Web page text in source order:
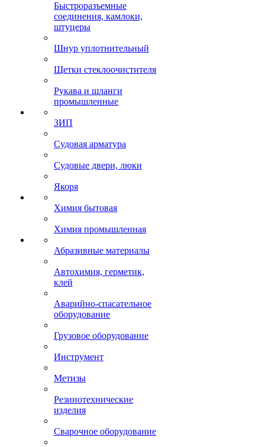
Быстроразъемные
соединения, камлоки,
штуцеры
Шнур уплотнительный
Щетки стеклоочистителя
Рукава и шланги
промышленные
ЗИП
Судовая арматура
Судовые двери, люки
Якоря
Химия бытовая
Химия промышленная
Абразивные материалы
Автохимия, герметик,
клей
Аварийно-спасательное
оборудование
Грузовое оборудование
Инструмент
Метизы
Резинотехнические
изделия
Сварочное оборудование